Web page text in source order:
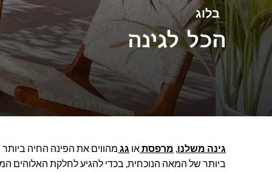
בלוג
הכל לגינה
גינה משלנו, מרפסתאו גג מהווים את הפינה החיה
ביותר של המאה הנוכחית, בכדי להגיע לחלקת האלוהים